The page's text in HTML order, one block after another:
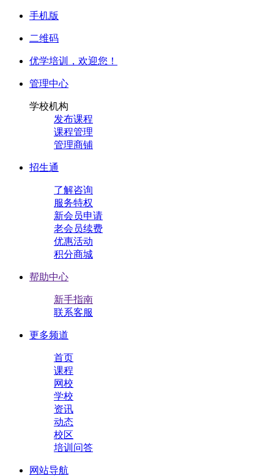
手机版
二维码
优学培训， 欢迎您！
管理中心
学校机构
发布课程
课程管理
管理商铺
招生通
了解咨询
服务特权
新会员申请
老会员续费
优惠活动
积分商城
帮助中心
新手指南
联系客服
更多频道
首页
课程
网校
学校
资讯
动态
校区
培训问答
网站导航